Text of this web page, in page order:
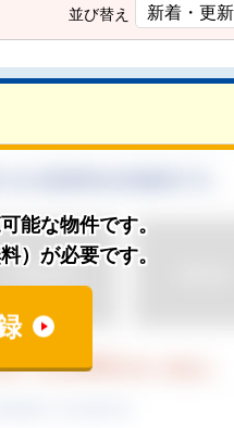
並び替え
能な物件です。
）が必要です。